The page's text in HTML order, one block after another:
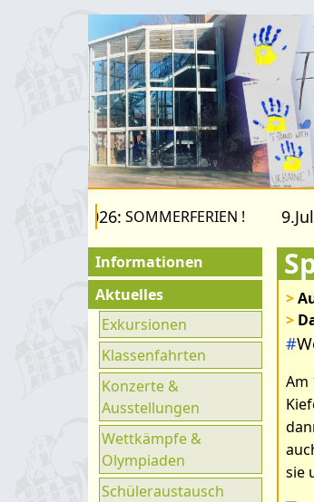
2026:SOMMERFERIEN !
Informationen
Für Besucher
Schulfamilie
Förderverein
Fachräume
Ganztag
UNESCO
Klimaparlament
Aktuelles
Exkursionen
Klassenfahrten
Konzerte &
Ausstellungen
Wettkämpfe &
Olympiaden
Schüleraustausch
>
>
#
Am
sie
Bilder